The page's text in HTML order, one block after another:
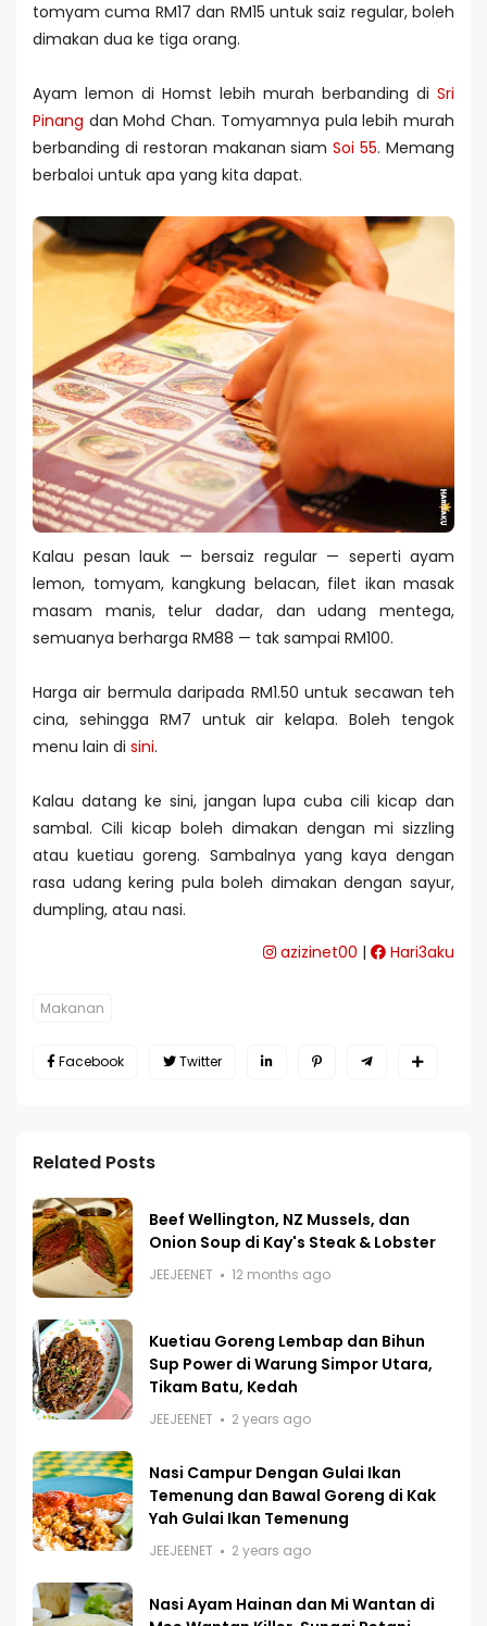
tomyam cuma RM17 dan RM15 untuk saiz regular, boleh
dimakan dua ke tiga orang.
Ayam lemon di Homst lebih murah berbanding di Sri
Pinang dan Mohd Chan. Tomyamnya pula lebih murah
berbanding di restoran makanan siamSoi 55. Memang
berbaloi untuk apa yang kita dapat.
Kalau pesan lauk — bersaiz regular — seperti ayam
lemon, tomyam, kangkung belacan, filet ikan masak
masam manis, telur dadar, dan udang mentega,
semuanya berharga RM88 — tak sampai RM100.
Harga air bermula daripada RM1.50 untuk secawan teh
cina, sehingga RM7 untuk air kelapa. Boleh tengok
menu lain di sini.
Kalau datang ke sini, jangan lupa cuba cili kicap dan
sambal. Cili kicap boleh dimakan dengan mi sizzling
atau kuetiau goreng. Sambalnya yang kaya dengan
rasa udang kering pula boleh dimakan dengan sayur,
dumpling, atau nasi.
azizinet00 | Hari3aku
Makanan
Facebook Twitter
Related Posts
Beef Wellington, NZ Mussels, dan
Onion Soup di Kay's Steak & Lobster
JEEJEENET 12 months ago
Kuetiau Goreng Lembap dan Bihun
Sup Power di Warung Simpor Utara,
Tikam Batu, Kedah
JEEJEENET 2 years ago
Nasi Campur Dengan Gulai Ikan
Temenung dan Bawal Goreng di Kak
Yah Gulai Ikan Temenung
JEEJEENET 2 years ago
Nasi Ayam Hainan dan Mi Wantan di